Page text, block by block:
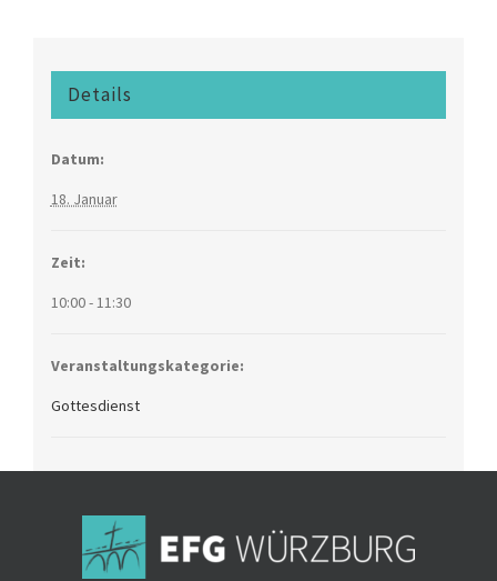
Details
Datum:
18. Januar
Zeit:
10:00 - 11:30
Veranstaltungskategorie:
Gottesdienst